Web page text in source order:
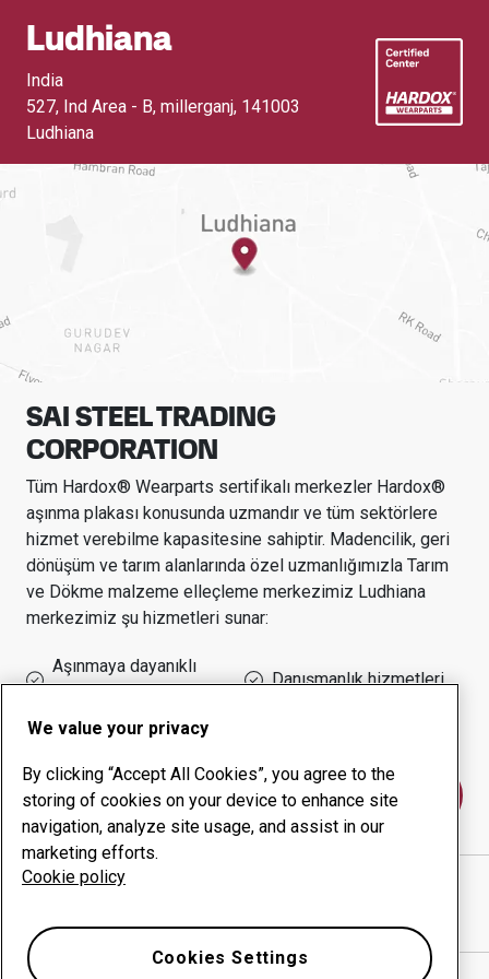
Ludhiana
India
527, Ind Area - B, millerganj, 141003
Ludhiana
SAI STEEL TRADING
CORPORATION
Tüm Hardox® Wearparts sertifikalı merkezler Hardox®
aşınma plakası konusunda uzmandır ve tüm sektörlere
hizmet verebilme kapasitesine sahiptir. Madencilik, geri
dönüşüm ve tarım alanlarında özel uzmanlığımızla Tarım
ve Dökme malzeme elleçleme merkezimiz Ludhiana
merkezimiz şu hizmetleri sunar:
Aşınmaya dayanıklı
ürünler
Danışmanlık hizmetleri
Çalışma süresi yönetimi
Bize ulaşın
SAI STEEL TRADING CORPORATION
We value your privacy
By clicking “Accept All Cookies”, you agree to the
storing of cookies on your device to enhance site
navigation, analyze site usage, and assist in our
marketing efforts.
Cookie policy
Cookies Settings